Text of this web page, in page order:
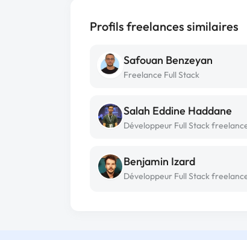
Profils freelances similaires
Safouan Benzeyan
Freelance Full Stack
Salah Eddine Haddane
Développeur Full Stack
Benjamin Izard